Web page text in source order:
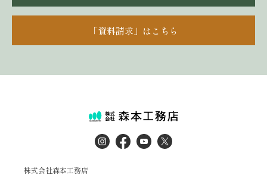
「資料請求」はこちら
株式会社森本工務店